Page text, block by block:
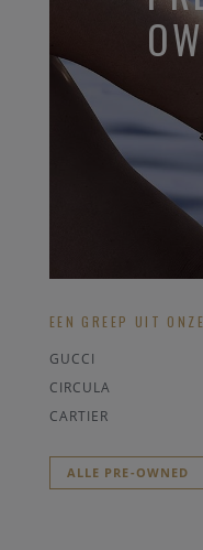
EEN GREEP UIT
GUCCI
CIRCULA
CARTIER
ALLE PRE-OWNED